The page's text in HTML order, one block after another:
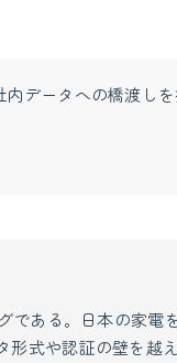
データへの橋渡し
である。日本の家電
式や認証の壁を越